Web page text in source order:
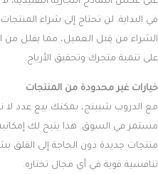
في البداية. لن تحتاج إلى شراء
الشراء من قِبل العميل، مما يقلل من
على تنمية متجرك وتحقيق الأرباح.
خيارات غير محدودة من المنتجات
مع الدروب شيبنج، يمكنك بيع عدد
مستمر في السوق. هذا يتيح لك
منتجات جديدة دون الحاجة إلى القلق
تنافسية قوية في أي مجال تختاره.